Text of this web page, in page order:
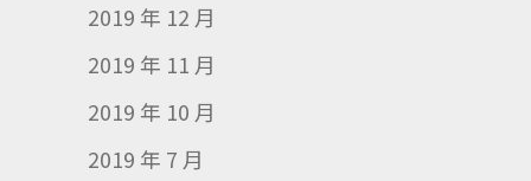
2019 年 12 月
2019 年 11 月
2019 年 10 月
2019 年 7 月